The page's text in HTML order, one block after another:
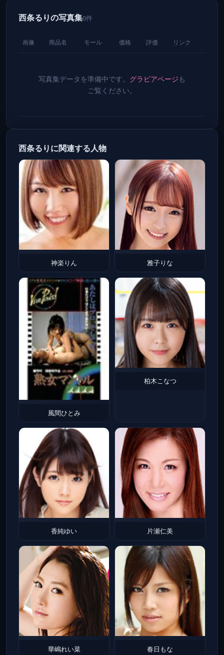
西条るりの写真集0件
画像 商品名 モール 価格 評価 リンク
写真集データを準備中です。 グラビアページも
ご覧ください。
西条るりに関連する人物
神楽りん 雅子りな
風間ひとみ
柏木こなつ
香純ゆい 片瀬仁美
華嶋れい菜 春日もな